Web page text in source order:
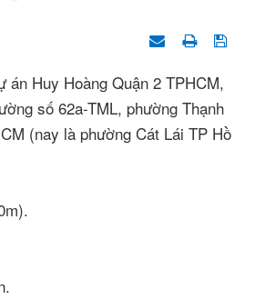
án Huy Hoàng Quận 2 TPHCM,
số 62a-TML, phường Thạnh
(nay là phường Cát Lái TP Hồ